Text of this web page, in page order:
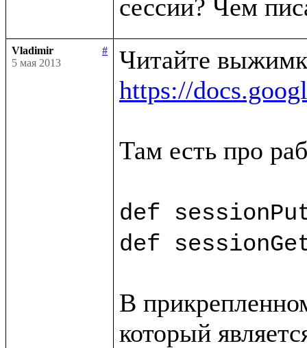
Vladimir
#
5 мая 2013
https://
Там есть про
def
def
В
который